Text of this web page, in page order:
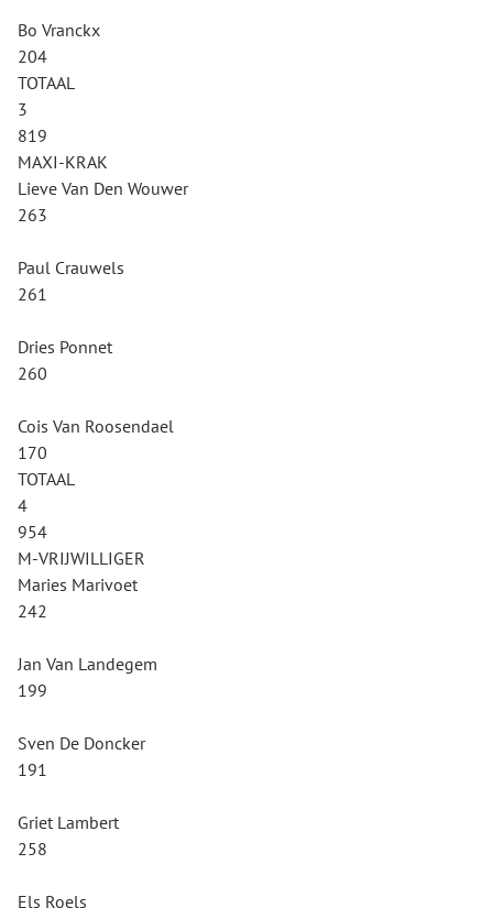
Bo Vranckx
204
TOTAAL
3
819
MAXI-KRAK
Lieve Van Den Wouwer
263
Paul Crauwels
261
Dries Ponnet
260
Cois Van Roosendael
170
TOTAAL
4
954
M-VRIJWILLIGER
Maries Marivoet
242
Jan Van Landegem
199
Sven De Doncker
191
Griet Lambert
258
Els Roels